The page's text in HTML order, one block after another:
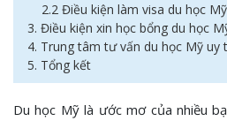
2.2 Điều kiện làm visa du học Mỹ
3. Điều kiện xin học bổng du học
4. Trung tâm tư vấn du học Mỹ uy
5. Tổng kết
Du học Mỹ là ước mơ của nhiều